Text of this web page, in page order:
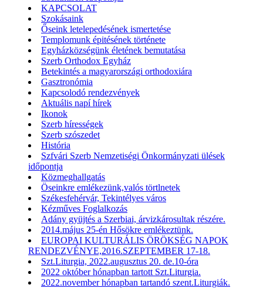
KAPCSOLAT
Szokásaink
Őseink letelepedésének ismertetése
Templomunk épitésének története
Egyházközségünk életének bemutatása
Szerb Orthodox Egyház
Betekintés a magyarországi orthodoxiára
Gasztronómia
Kapcsolodó rendezvények
Aktuális napí hírek
Ikonok
Szerb hírességek
Szerb szószedet
História
Szfvári Szerb Nemzetiségi Önkormányzati ülések
időpontja
Közmeghallgatás
Öseinkre emlékezünk,valós törtlnetek
Székesfehérvár, Tekintélyes város
Kézműves Foglalkozás
Adány gyüjtés a Szerbiai, árvizkárosultak részére.
2014.május 25-én Hősökre emlékeztünk.
EUROPAI KULTURÁLIS ÖRÖKSÉG NAPOK
RENDEZVÉNYE,2016.SZEPTEMBER 17-18.
Szt.Liturgia, 2022.augusztus 20. de.10-óra
2022 október hónapban tartott Szt.Liturgia.
2022.november hónapban tartandó szent.Liturgiák.